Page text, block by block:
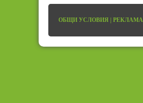
ОБЩИ УСЛОВИЯ | РЕКЛАМА